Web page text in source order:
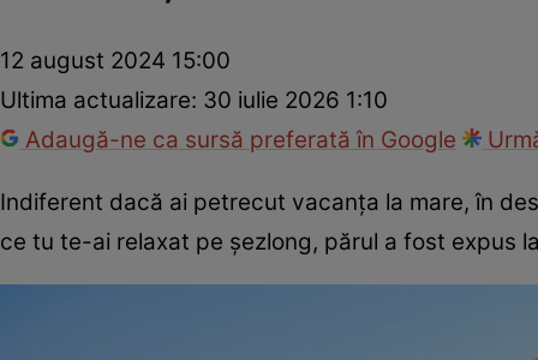
12 august 2024 15:00
Ultima actualizare: 30 iulie 2026 1:10
Adaugă-ne ca sursă preferată în Google
Indiferent dacă ai petrecut vacanța la mare, în
ce tu te-ai relaxat pe șezlong, părul a fost expus